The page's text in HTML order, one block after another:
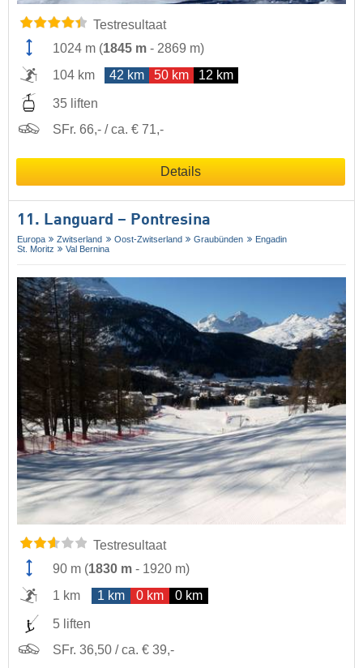
Testresultaat
1024 m (1845 m - 2869 m)
104 km
42 km 50 km 12 km
35 liften
SFr. 66,- / ca. € 71,-
Details
11. Languard – Pontresina
Europa Zwitserland Oost-Zwitserland Graubünden
Engadin
St. Moritz
Val Bernina
Testresultaat
90 m (1830 m - 1920 m)
1 km
1 km 0 km 0 km
5 liften
SFr. 36,50 / ca. € 39,-